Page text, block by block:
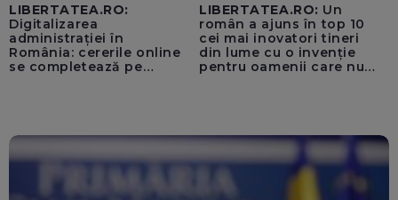
LIBERTATEA.RO:
Digitalizarea
administrației în
România: cererile online
se completează pe
LIBERTATEA.RO: Un
român a ajuns în top 10
cei mai inovatori tineri
din lume cu o invenție
pentru oamenii care nu